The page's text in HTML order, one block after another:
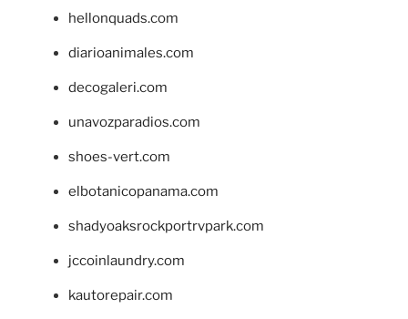
hellonquads.com
diarioanimales.com
decogaleri.com
unavozparadios.com
shoes-vert.com
elbotanicopanama.com
shadyoaksrockportrvpark.com
jccoinlaundry.com
kautorepair.com